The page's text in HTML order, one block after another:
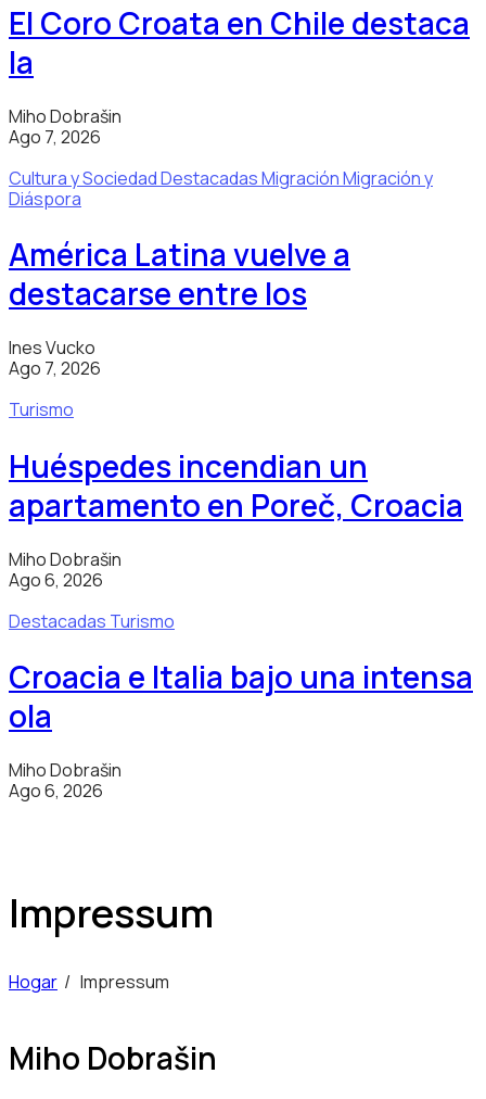
El Coro Croata en Chile destaca
la
Miho Dobrašin
Ago 7, 2026
Cultura y SociedadDestacadasMigraciónMigración y
Diáspora
América Latina vuelve a
destacarse entre los
Ines Vucko
Ago 7, 2026
Turismo
Huéspedes incendian un
apartamento en Poreč, Croacia
Miho Dobrašin
Ago 6, 2026
Destacadas Turismo
Croacia e Italia bajo una intensa
ola
Miho Dobrašin
Ago 6, 2026
Impressum
Hogar / Impressum
Miho Dobrašin